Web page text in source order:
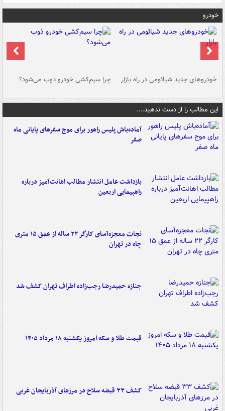
خودرو
خودروهای جدید شیائومی در راه بازار چرا سیم‌کشی خودرو ذوب می‌شود؟
این مطالب را از دست ندهید....
آماده‌باش پلیس راهور برای موج سفرهای پایانی ماه
صفر
بازداشت عامل انتشار مطالب اهانت‌آمیز درباره
راهپیمایی اربعین
نجات معجزه‌آسای کارگر ۲۲ ساله از عمق ۱۵ متری
چاه در تهران
جنازه حمیدرضا رجب‌زاده اطراف تهران کشف شد
قیمت طلا و سکه امروز یکشنبه ۱۸ مرداد ۱۴۰۵
کشف ۳۳ قبضه سلاح در مرزهای آذربایجان غربی